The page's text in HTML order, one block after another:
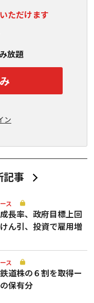
ただけます
放題
ン
記事
ス
長率、政府目標上回
ん引、投資で雇用増
ス
道株の６割を取得ー
保有分